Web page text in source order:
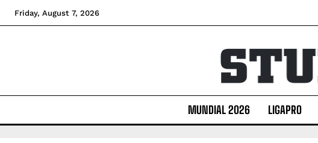
Friday, August 7, 2026
MUNDIAL 2026 LIGAPRO